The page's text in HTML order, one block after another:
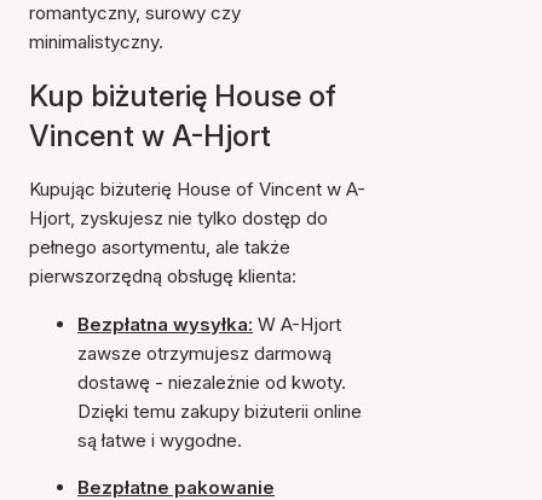
romantyczny, surowy czy
minimalistyczny.
Kup biżuterię House of
Vincent w A-Hjort
Kupując biżuterię House of Vincent w A-
Hjort, zyskujesz nie tylko dostęp do
pełnego asortymentu, ale także
pierwszorzędną obsługę klienta:
Bezpłatna wysyłka: W A-Hjort
zawsze otrzymujesz darmową
dostawę - niezależnie od kwoty.
Dzięki temu zakupy biżuterii online
są łatwe i wygodne.
Bezpłatne pakowanie